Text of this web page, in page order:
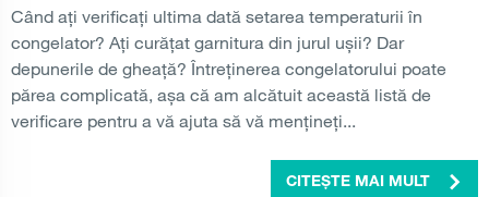
Când ați verificați ultima dată setarea temperaturii în
congelator? Ați curățat garnitura din jurul ușii? Dar
depunerile de gheață? Întreținerea congelatorului poate
părea complicată, așa că am alcătuit această listă de
verificare pentru a vă ajuta să vă mențineți...
CITEȘTE MAI MULT